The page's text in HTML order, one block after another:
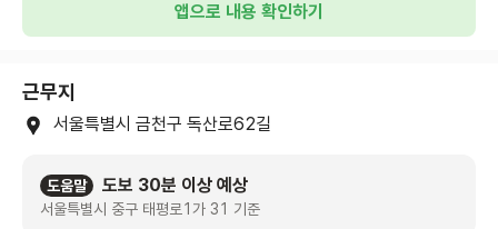
앱으로 내용 확인하기
근무지
서울특별시 금천구 독산로62길
도움말 도보 30분 이상 예상
서울특별시 중구 태평로1가 31 기준